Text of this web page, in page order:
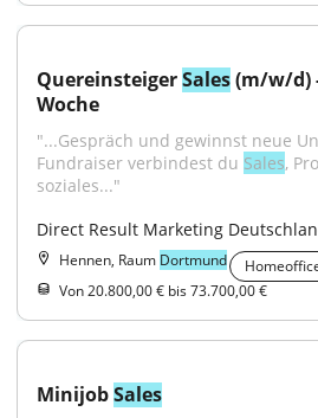
Quereinsteiger Sales (m/w/d)
Woche
"...Gespräch und gewinnst neue
Fundraiser verbindest du Sales,
soziales..."
Direct Result Marketing
Hennen, Raum Dortmund
Von 20.800,00 € bis 73.700,00 €
Minijob Sales